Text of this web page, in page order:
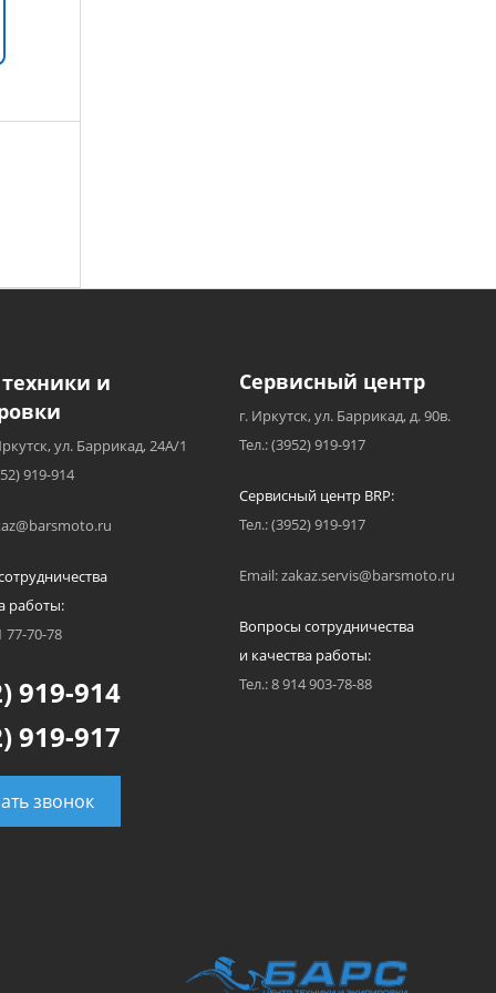
и
ул. Баррикад, 24А/1
919-914
работы:
77-70-78
919-914
919-917
звонок
Сервисный центр
г. Иркутск, ул. Баррикад, д. 90в.
Тел.: (3952) 919-917
Сервисный центр BRP:
Тел.: (3952) 919-917
Email: zakaz.servis@barsmoto.ru
Вопросы сотрудничества
и качества работы:
Тел.: 8 914 903-78-88